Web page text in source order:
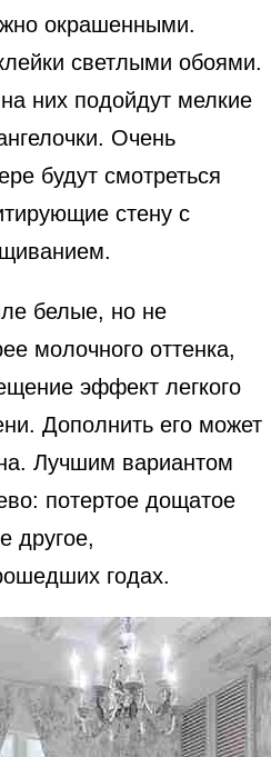
окрашенными.
светлыми обоями.
них подойдут мелкие
Очень
будут смотреться
стену с
белые, но не
молочного оттенка,
эффект легкого
Дополнить его может
Лучшим вариантом
потертое дощатое
другое,
годах.